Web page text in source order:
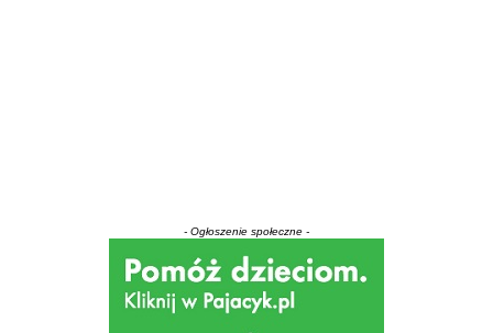
- Ogłoszenie społeczne -